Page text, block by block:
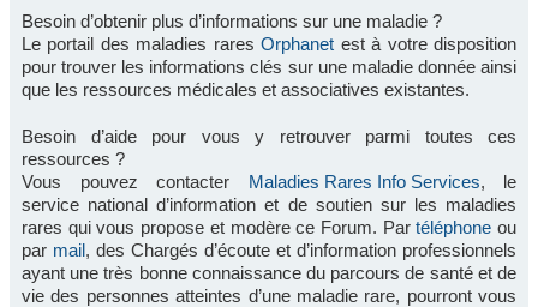
Besoin d’obtenir plus d’informations sur une maladie ?
Le portail des maladies raresOrphanet est à votre disposition
pour trouver les informations clés sur une maladie donnée ainsi
que les ressources médicales et associatives existantes.
Besoin d’aide pour vous y retrouver parmi toutes ces
ressources ?
Vous pouvez contacter Maladies Rares Info Services, le
service national d’information et de soutien sur les maladies
rares qui vous propose et modère ce Forum. Partéléphone ou
par mail, des Chargés d’écoute et d’information professionnels
ayant une très bonne connaissance du parcours de santé et de
vie des personnes atteintes d’une maladie rare, pourront vous